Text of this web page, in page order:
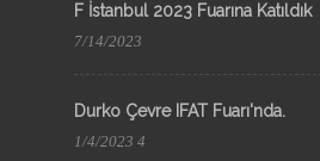
F İstanbul 2023 Fuarına Katıldık
7/14/2023
Durko Çevre IFAT Fuarı'nda.
1/4/2023 4